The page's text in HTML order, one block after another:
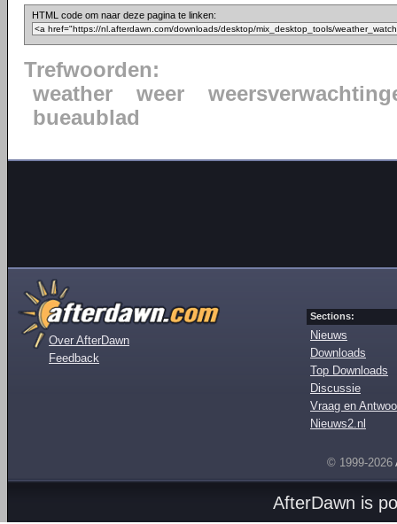
HTML code om naar deze pagina te linken:
Trefwoorden:
weather
weer
bueaublad
Over AfterDawn
Feedback
Sections:
Nieuws
Downloads
Top Downloads
Discussie
Vraag en
Nieuws2.nl
© 1999-2026
AfterDawn is